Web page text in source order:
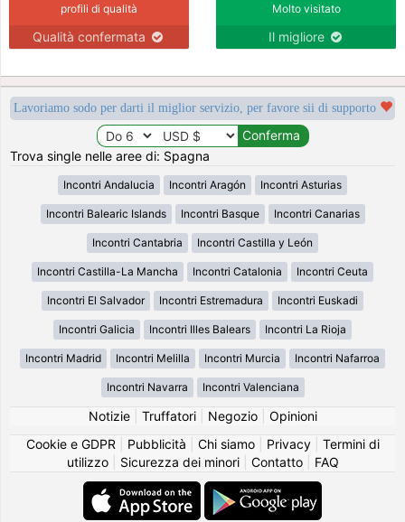
profili di qualità
Qualità confermata
Molto visitato
Il migliore
Lavoriamo sodo per darti il miglior servizio, per favore sii di supporto
Trova single nelle aree di: Spagna
Incontri Andalucia Incontri Aragón Incontri Asturias
Incontri Balearic Islands Incontri Basque Incontri Canarias
Incontri Cantabria Incontri Castilla y León
Incontri Castilla-La Mancha Incontri Catalonia Incontri Ceuta
Incontri El Salvador Incontri Estremadura Incontri Euskadi
Incontri Galicia Incontri Illes Balears Incontri La Rioja
Incontri Madrid Incontri Melilla Incontri Murcia Incontri Nafarroa
Incontri Navarra Incontri Valenciana
Notizie| Truffatori| Negozio| Opinioni
Cookie e GDPR
Pubblicità Chi siamo| Privacy| Termini di
utilizzo| Sicurezza dei minori| Contatto| FAQ